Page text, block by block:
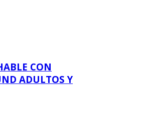
CON
ADULTOS Y